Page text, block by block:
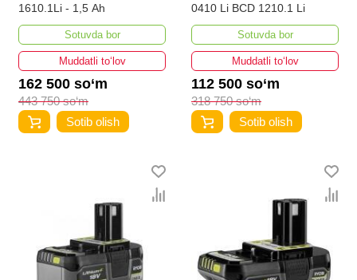
1610.1Li - 1,5 Ah
Sotuvda bor
Muddatli to‘lov
162 500 so‘m
443 750 so‘m
Sotib olish
0410 Li BCD 1210.1 Li
Sotuvda bor
Muddatli to‘lov
112 500 so‘m
318 750 so‘m
Sotib olish